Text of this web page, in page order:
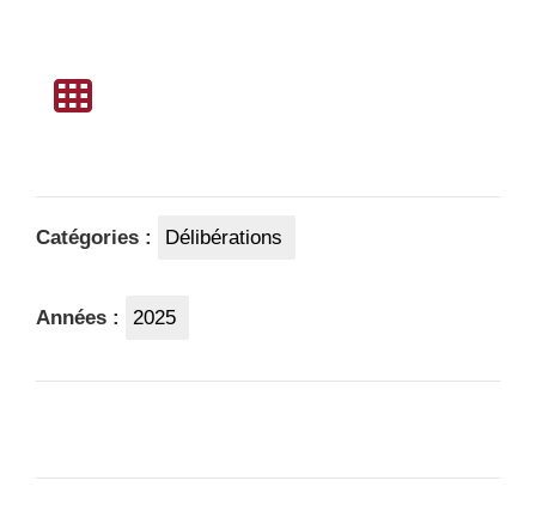
Catégories : Délibérations
Années : 2025